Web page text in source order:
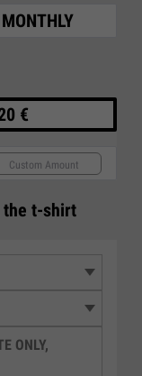
MONTHLY
€
the t-shirt
ONLY,